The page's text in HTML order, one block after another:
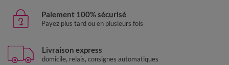
Paiement 100% sécurisé
Payez plus tard ou en plusieurs fois
Livraison express
domicile, relais, consignes automatiques